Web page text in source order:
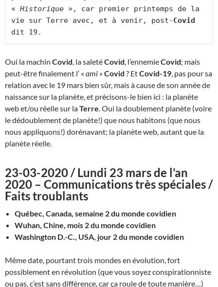
« Historique », car premier printemps de la
vie sur Terre avec, et à venir, post-Covid
dit 19.
Oui la machin Covid, la saletéCovid, l’ennemieCovid; mais
peut-être finalement l’ « ami » Covid ? EtCovid-19, pas pour sa
relation avec le 19 mars bien sûr, mais à cause de son année de
naissance sur la planète, et précisons-le bien ici : la planète
web et/ou réelle sur laTerre. Oui la doublement planète (voire
le dédoublement de planète!) que nous habitons (que nous
nous appliquons!) dorénavant; la planète web, autant que la
planète réelle.
23-03-2020 / Lundi 23 mars de l’an
2020 – Communications très spéciales /
Faits troublants
Québec, Canada, semaine 2 du monde covidien
Wuhan, Chine, mois 2 du monde covidien
Washington D.-C., USA, jour 2 du monde covidien
Même date, pourtant trois mondes en évolution, fort
possiblement en révolution (que vous soyez conspirationniste
ou pas, c’est sans différence, car ça roule de toute manière…)